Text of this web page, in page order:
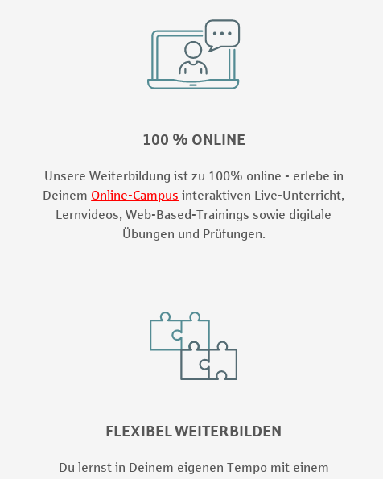
100 % ONLINE
Unsere Weiterbildung ist zu 100% online - erlebe in
Deinem Online-Campus interaktiven Live-Unterricht,
Lernvideos, Web-Based-Trainings sowie digitale
Übungen und Prüfungen.
FLEXIBEL WEITERBILDEN
Du lernst in Deinem eigenen Tempo mit einem